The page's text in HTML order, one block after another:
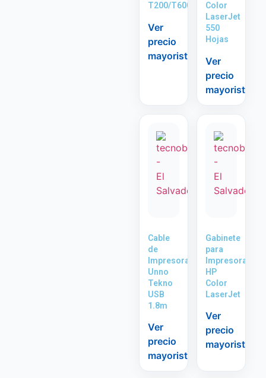
T200/T600
Ver
precio
mayorista
Color
LaserJet
550
Hojas
Ver
precio
mayorista
Cable
de
Impresora
Unno
Tekno
USB
1.8m
Ver
precio
mayorista
Gabinete
para
Impresora
HP
Color
LaserJet
Ver
precio
mayorista